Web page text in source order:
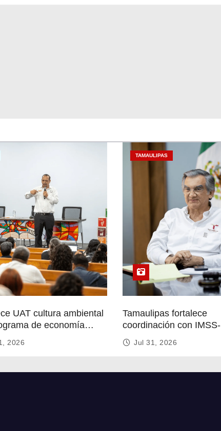
UAT cultura ambiental
de economía
2026
TAMAULIPAS
Tamaulipas fortalece
coordinación con IMSS-
Bienestar para mejorar
de salud
Jul 31, 2026